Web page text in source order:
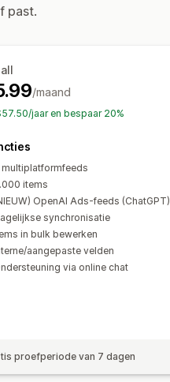
past.
/maand
jaar en bespaar 20%
multiplatformfeeds
items
OpenAI Ads-feeds (ChatGPT)
synchronisatie
in bulk bewerken
aangepaste velden
via online chat
proefperiode van 7 dagen